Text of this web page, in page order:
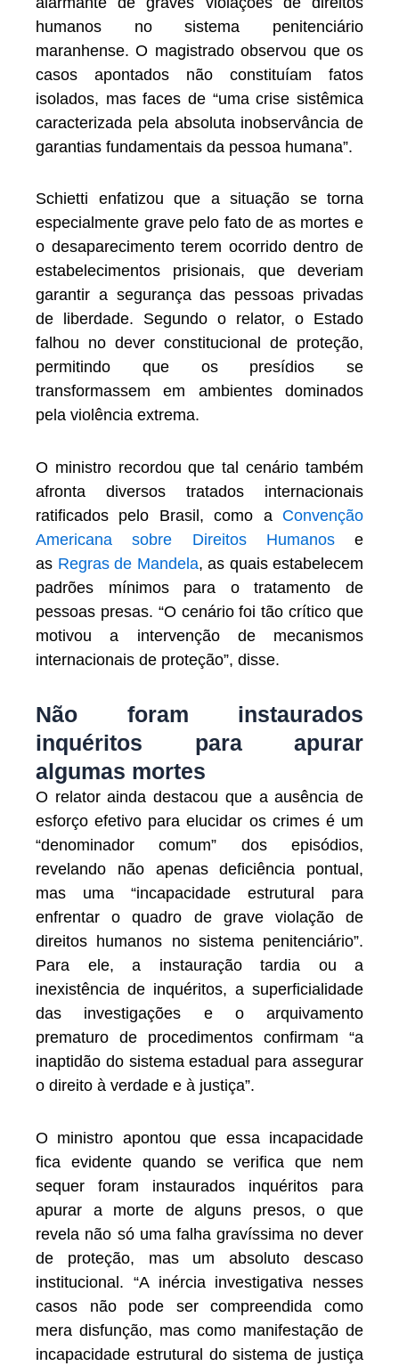
humanos no sistema penitenciário
maranhense. O magistrado observou que os
casos apontados não constituíam fatos
isolados, mas faces de “uma crise sistêmica
caracterizada pela absoluta inobservância de
garantias fundamentais da pessoa humana”.
Schietti enfatizou que a situação se torna
especialmente grave pelo fato de as mortes e
o desaparecimento terem ocorrido dentro de
estabelecimentos prisionais, que deveriam
garantir a segurança das pessoas privadas
de liberdade. Segundo o relator, o Estado
falhou no dever constitucional de proteção,
permitindo que os presídios se
transformassem em ambientes dominados
pela violência extrema.
O ministro recordou que tal cenário também
afronta diversos tratados internacionais
ratificados pelo Brasil, como a Convenção
Americana sobre Direitos Humanose
as Regras de Mandela, as quais estabelecem
padrões mínimos para o tratamento de
pessoas presas. “O cenário foi tão crítico que
motivou a intervenção de mecanismos
internacionais de proteção”, disse.
Não foram instaurados
inquéritos para apurar
algumas mortes
O relator ainda destacou que a ausência de
esforço efetivo para elucidar os crimes é um
“denominador comum” dos episódios,
revelando não apenas deficiência pontual,
mas uma “incapacidade estrutural para
enfrentar o quadro de grave violação de
direitos humanos no sistema penitenciário”.
Para ele, a instauração tardia ou a
inexistência de inquéritos, a superficialidade
das investigações e o arquivamento
prematuro de procedimentos confirmam “a
inaptidão do sistema estadual para assegurar
o direito à verdade e à justiça”.
O ministro apontou que essa incapacidade
fica evidente quando se verifica que nem
sequer foram instaurados inquéritos para
apurar a morte de alguns presos, o que
revela não só uma falha gravíssima no dever
de proteção, mas um absoluto descaso
institucional. “A inércia investigativa nesses
casos não pode ser compreendida como
mera disfunção, mas como manifestação de
incapacidade estrutural do sistema de justiça